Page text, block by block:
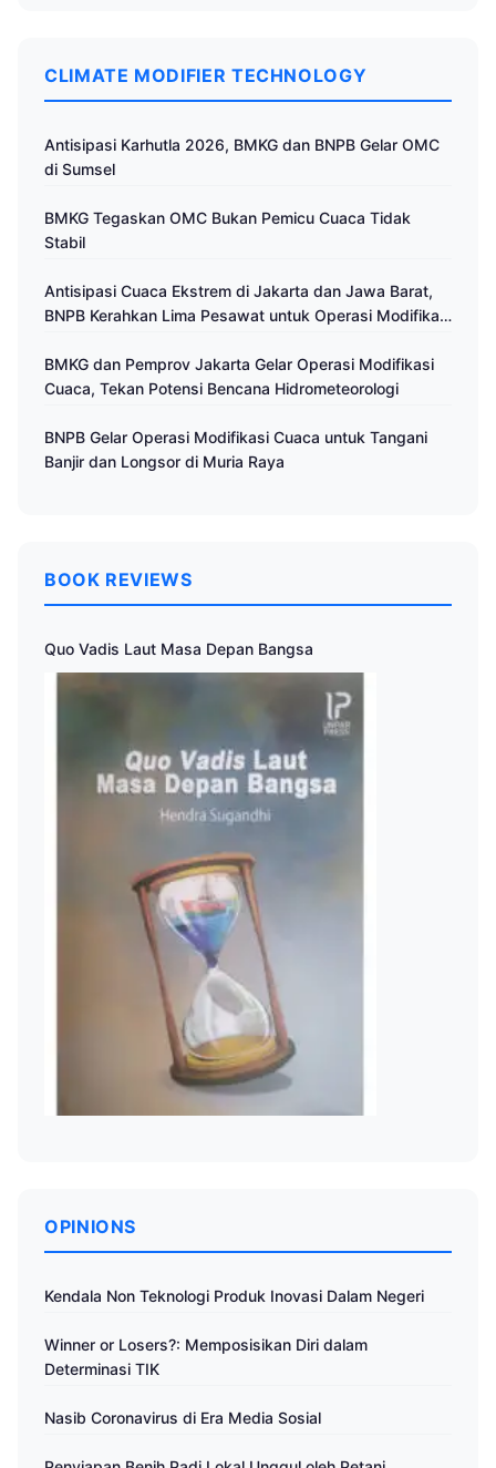
CLIMATE MODIFIER TECHNOLOGY
Antisipasi Karhutla 2026, BMKG dan BNPB Gelar OMC
di Sumsel
BMKG Tegaskan OMC Bukan Pemicu Cuaca Tidak
Stabil
Antisipasi Cuaca Ekstrem di Jakarta dan Jawa Barat,
BNPB Kerahkan Lima Pesawat untuk Operasi Modifikasi
BMKG dan Pemprov Jakarta Gelar Operasi Modifikasi
Cuaca, Tekan Potensi Bencana Hidrometeorologi
BNPB Gelar Operasi Modifikasi Cuaca untuk Tangani
Banjir dan Longsor di Muria Raya
BOOK REVIEWS
Quo Vadis Laut Masa Depan Bangsa
OPINIONS
Kendala Non Teknologi Produk Inovasi Dalam Negeri
Winner or Losers?: Memposisikan Diri dalam
Determinasi TIK
Nasib Coronavirus di Era Media Sosial